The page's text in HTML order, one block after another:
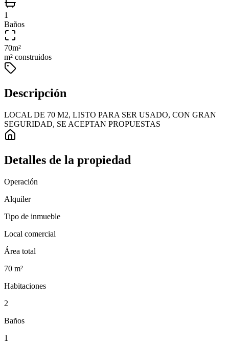
1
Baños
70m²
m² construidos
Descripción
LOCAL DE 70 M2, LISTO PARA SER USADO, CON GRAN
SEGURIDAD, SE ACEPTAN PROPUESTAS
Detalles de la propiedad
Operación
Alquiler
Tipo de inmueble
Local comercial
Área total
70 m²
Habitaciones
2
Baños
1